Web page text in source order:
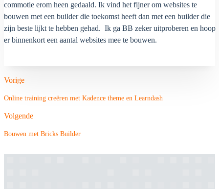
commotie erom heen gedaald. Ik vind het fijner om websites te
bouwen met een builder die toekomst heeft dan met een builder die
zijn beste lijkt te hebben gehad. Ik ga BB zeker uitproberen en hoop
er binnenkort een aantal websites mee te bouwen.
Vorige
Online training creëren met Kadence theme en Learndash
Volgende
Bouwen met Bricks Builder